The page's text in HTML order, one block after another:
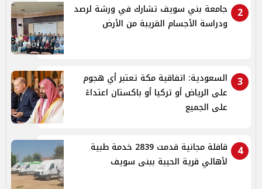
2
جامعة بني سويف تشارك في ورشة لرصد
ودراسة الأجسام القريبة من الأرض
3
السعودية: اتفاقية مكة تعتبر أي هجوم
على الرياض أو تركيا أو باكستان اعتداءً
على الجميع
4
قافلة مجانية قدمت 2839 خدمة طبية
لأهالي قرية الحيبة ببنى سويف